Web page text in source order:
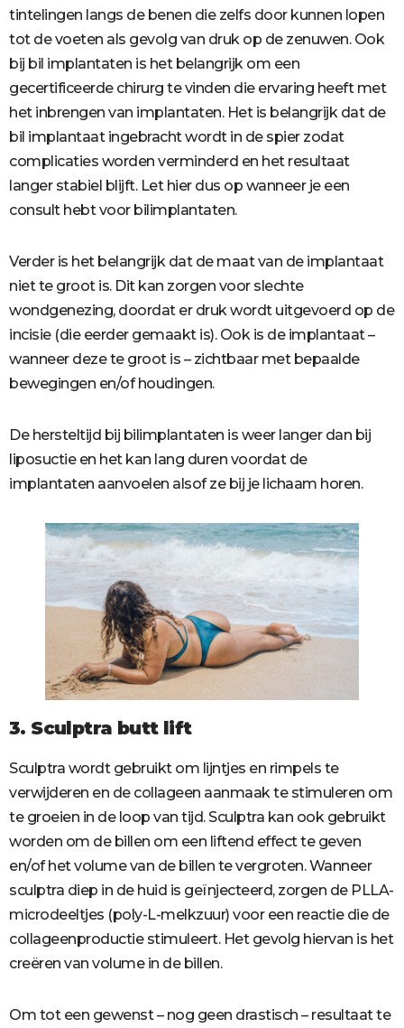
tintelingen langs de benen die zelfs door kunnen lopen
tot de voeten als gevolg van druk op de zenuwen. Ook
bij bil implantaten is het belangrijk om een
gecertificeerde chirurg te vinden die ervaring heeft met
het inbrengen van implantaten. Het is belangrijk dat de
bil implantaat ingebracht wordt in de spier zodat
complicaties worden verminderd en het resultaat
langer stabiel blijft. Let hier dus op wanneer je een
consult hebt voor bilimplantaten.
Verder is het belangrijk dat de maat van de implantaat
niet te groot is. Dit kan zorgen voor slechte
wondgenezing, doordat er druk wordt uitgevoerd op de
incisie (die eerder gemaakt is). Ook is de implantaat –
wanneer deze te groot is – zichtbaar met bepaalde
bewegingen en/of houdingen.
De hersteltijd bij bilimplantaten is weer langer dan bij
liposuctie en het kan lang duren voordat de
implantaten aanvoelen alsof ze bij je lichaam horen.
3. Sculptra butt lift
Sculptra wordt gebruikt om lijntjes en rimpels te
verwijderen en de collageen aanmaak te stimuleren om
te groeien in de loop van tijd. Sculptra kan ook gebruikt
worden om de billen om een liftend effect te geven
en/of het volume van de billen te vergroten. Wanneer
sculptra diep in de huid is geïnjecteerd, zorgen de PLLA-
microdeeltjes (poly-L-melkzuur) voor een reactie die de
collageenproductie stimuleert. Het gevolg hiervan is het
creëren van volume in de billen.
Om tot een gewenst – nog geen drastisch – resultaat te